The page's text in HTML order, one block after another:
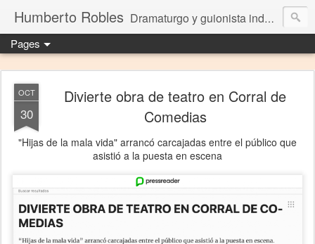
Humberto Robles Dramaturgo y guionista independiente
Pages
OCT
30
Divierte obra de teatro en Corral de
Comedias
"Hijas de la mala vida" arrancó carcajadas entre el público que
asistió a la puesta en escena